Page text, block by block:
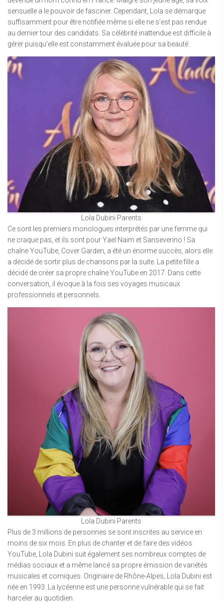
sensuelle a le pouvoir de fasciner. Cependant, Lola se démarque
suffisamment pour être notifiée même si elle ne s’est pas rendue
au dernier tour des candidats. Sa célébrité inattendue est difficile à
gérer puisqu’elle est constamment évaluée pour sa beauté.
Lola Dubini Parents
Ce sont les premiers monologues interprétés par une femme qui
ne craque pas, et ils sont pour Yael Naim et Sanseverino ! Sa
chaîne YouTube, Cover Garden, a été un énorme succès, alors elle
a décidé de sortir plus de chansons par la suite. La petite fille a
décidé de créer sa propre chaîne YouTube en 2017. Dans cette
conversation, il évoque à la fois ses voyages musicaux
professionnels et personnels.
Lola Dubini Parents
Plus de 3 millions de personnes se sont inscrites au service en
moins de six mois. En plus de chanter et de faire des vidéos
YouTube, Lola Dubini suit également ses nombreux comptes de
médias sociaux et a même lancé sa propre émission de variétés
musicales et comiques. Originaire de Rhône-Alpes, Lola Dubini est
née en 1993. La lycéenne est une personne vulnérable qui se fait
harceler au quotidien.